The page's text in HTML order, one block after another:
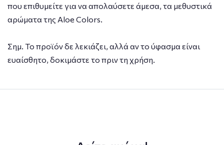
που επιθυμείτε για να απολαύσετε άμεσα, τα μεθυστικά
αρώματα της Aloe Colors.
Σημ. Το προϊόν δε λεκιάζει, αλλά αν το ύφασμα είναι
ευαίσθητο, δοκιμάστε το πριν τη χρήση.